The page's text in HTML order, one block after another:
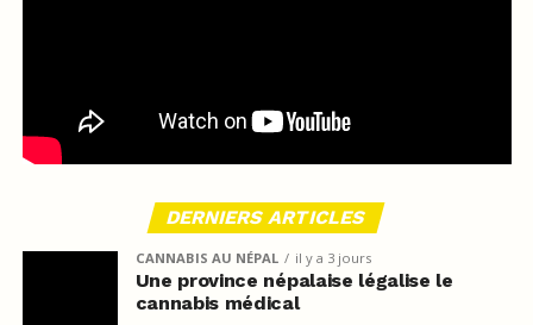
DERNIERS ARTICLES
CANNABIS AU NÉPAL il y a 3 jours
Une province népalaise légalise le
cannabis médical